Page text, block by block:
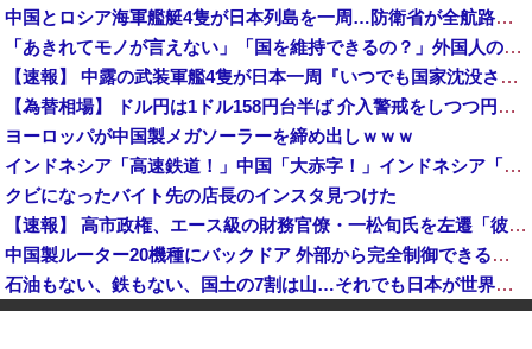
中国とロシア海軍艦艇4隻が日本列島を一周…防衛省が全航路を公開！
「あきれてモノが言えない」「国を維持できるの？」外国人の永住許可要件の厳格化で在日中国人の本音は？
【速報】 中露の武装軍艦4隻が日本一周『いつでも国家沈没させられるぞ』
【為替相場】 ドル円は1ドル158円台半ば 介入警戒をしつつ円売りが続行
ヨーロッパが中国製メガソーラーを締め出しｗｗｗ
インドネシア「高速鉄道！」中国「大赤字！」インドネシア「運営会社の株式購入！（負債対策」中国「はい（巨額負債」インドネシア「700km延伸計画！（実質中止」→
クビになったバイト先の店長のインスタ見つけた
【速報】 高市政権、エース級の財務官僚・一松旬氏を左遷「彼は協力的でなかった」財務省の言いなりではないことが判明
中国製ルーター20機種にバックドア 外部から完全制御できる機能が仕込まれていた
石油もない、鉄もない、国土の7割は山…それでも日本が世界屈指の経済大国になれた「勤勉さ」以外の勝因！
日本が長距離巡航ミサイルの試験発射に成功！北朝鮮が激怒「日本が戦争国家になろうとしている」「絶対に傍観しない、必ず後悔させる」